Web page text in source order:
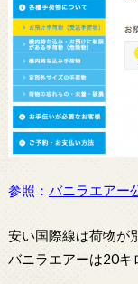
参照： バニラエアー
安い国際線は荷物が
バニラエアーは20キ